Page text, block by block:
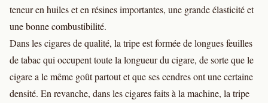
teneur en huiles et en résines importantes, une grande élasticité et
une bonne combustibilité.
Dans les cigares de qualité, la tripe est formée de longues feuilles
de tabac qui occupent toute la longueur du cigare, de sorte que le
cigare a le même goût partout et que ses cendres ont une certaine
densité. En revanche, dans les cigares faits à la machine, la tripe